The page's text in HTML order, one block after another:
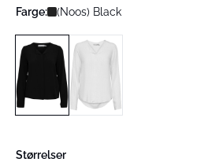
Farge: (Noos) Black
Størrelser